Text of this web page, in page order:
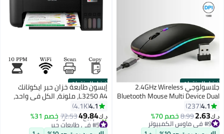
أفضل المنتجات جلاسولوجي 2.4GHz Wireless
Bluetooth Mouse Multi Device Dual
Mode Slim Rechargeable Silent
Click Buttons Wireless BT Mouse
Adjustable DPI 800 1200 1600
4.1
237
د.ك‏2.63
8.99خصم 70%
#9 في ماوس الكمبيوتر
أفضل المنتجات
إبسون طابعة خزان حبر ايكوتانك
L3250 A4، ملونة، الكل في واحد،
مزوده بواي فاي و سمارت بانيل
أسود
4.1
4.1K
د.ك‏49.84
72.53خصم 31%
#5 في طابعات حبر